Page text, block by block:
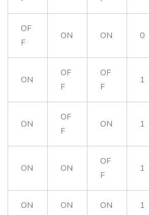
OF
F
ON ON 0
ON
OF
F
OF
F
1
ON
OF
F
ON 1
ON ON
OF
F
1
ON ON ON 1